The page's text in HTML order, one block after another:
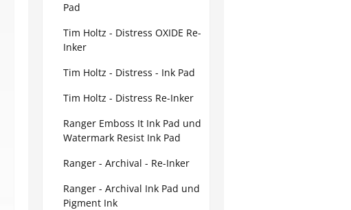
Pad
Tim Holtz - Distress OXIDE Re-
Inker
Tim Holtz - Distress - Ink Pad
Tim Holtz - Distress Re-Inker
Ranger Emboss It Ink Pad und
Watermark Resist Ink Pad
Ranger - Archival - Re-Inker
Ranger - Archival Ink Pad und
Pigment Ink